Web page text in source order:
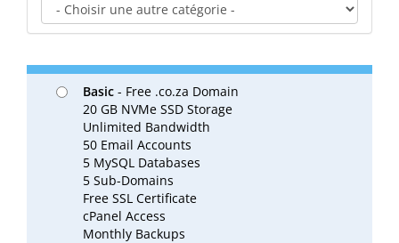
Basic - Free .co.za Domain
20 GB NVMe SSD Storage
Unlimited Bandwidth
50 Email Accounts
5 MySQL Databases
5 Sub-Domains
Free SSL Certificate
cPanel Access
Monthly Backups